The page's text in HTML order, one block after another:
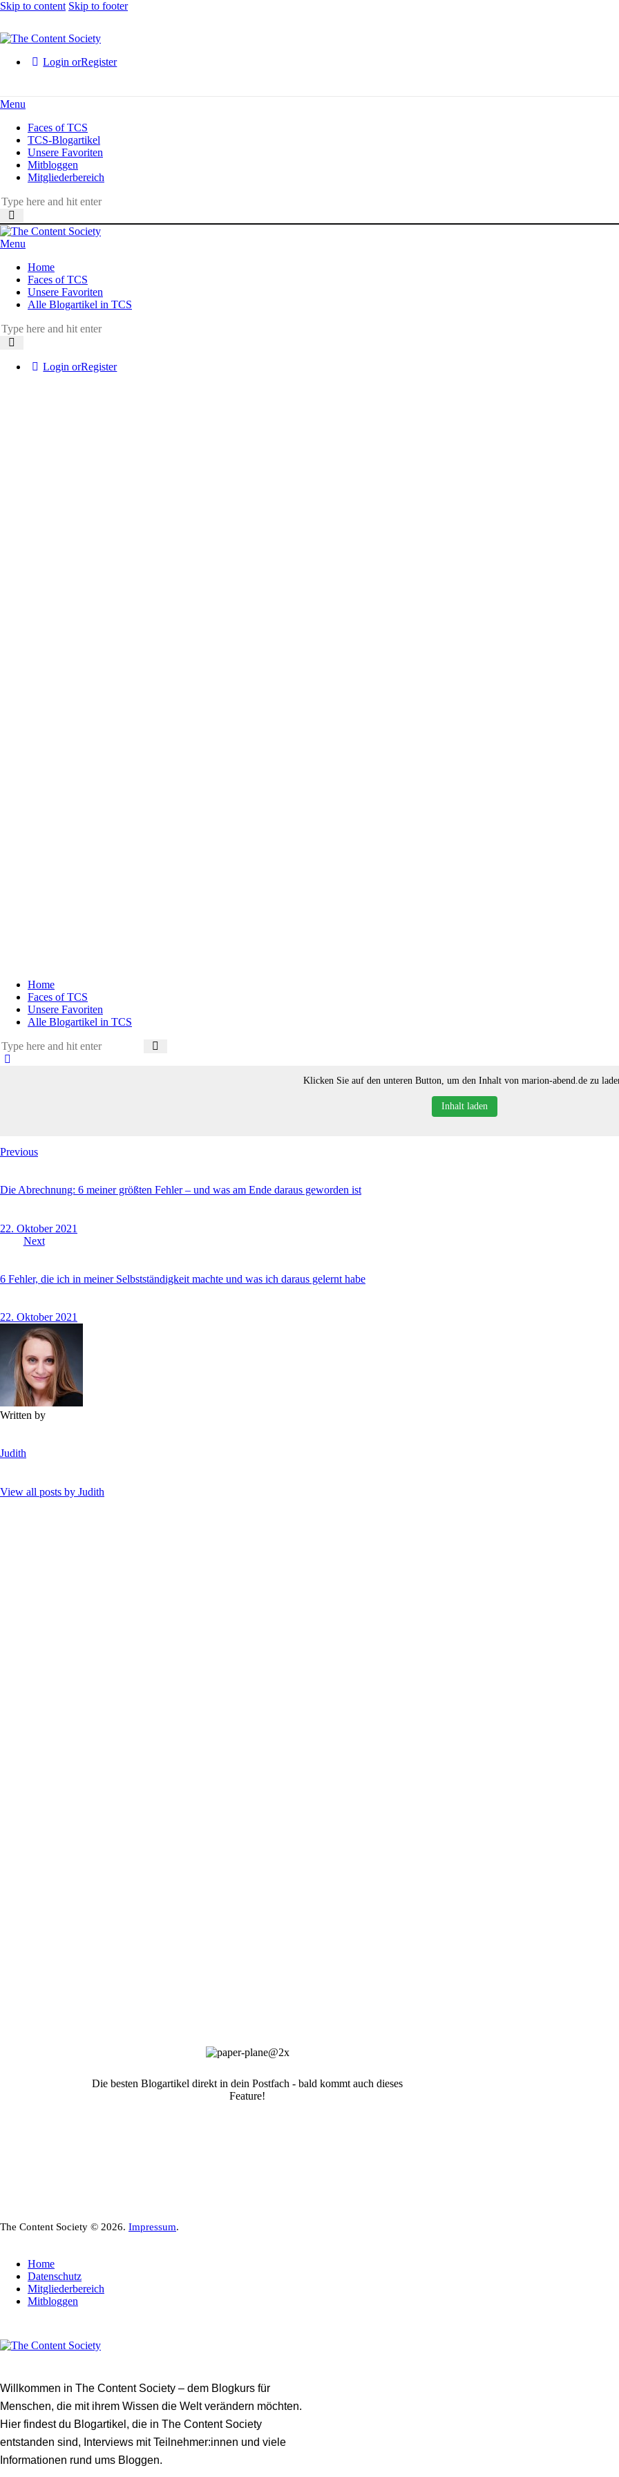
Skip to content Skip to footer
Login orRegister
Menu
Faces of TCS
TCS-Blogartikel
Unsere Favoriten
Mitbloggen
Mitgliederbereich
Menu
Home
Faces of TCS
Unsere Favoriten
Alle Blogartikel in TCS
Login orRegister
Home
Faces of TCS
Unsere Favoriten
Alle Blogartikel in TCS
Klicken Sie auf den unteren Button, um den Inhalt von marion-abend.de zu
Inhalt laden
Beitragsnavigation
Previous
Die Abrechnung: 6 meiner größten Fehler – und was am Ende daraus geworden ist
22. Oktober 2021
Next
6 Fehler, die ich in meiner Selbstständigkeit machte und was ich daraus gelernt habe
22. Oktober 2021
Written by
Judith
View all posts by Judith
Die besten Blogartikel direkt in dein Postfach - bald kommt auch dieses
Feature!
The Content Society © 2026. Impressum.
Home
Datenschutz
Mitgliederbereich
Mitbloggen
Willkommen in The Content Society – dem Blogkurs für
Menschen, die mit ihrem Wissen die Welt verändern möchten.
Hier findest du Blogartikel, die in The Content Society
entstanden sind, Interviews mit Teilnehmer:innen und viele
Informationen rund ums Bloggen.